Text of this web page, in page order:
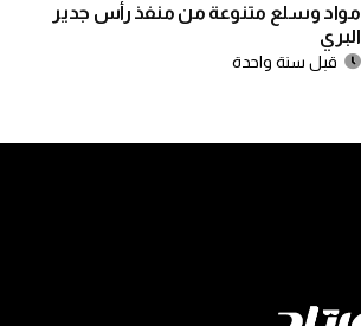
مواد وسلع متنوعة من منفذ رأس جدير
البري
قبل سنة واحدة